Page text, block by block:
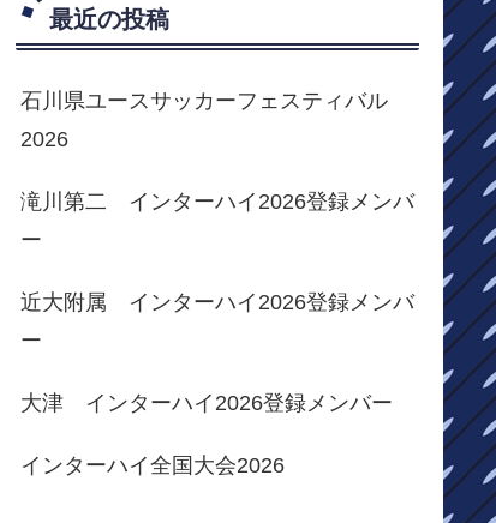
最近の投稿
石川県ユースサッカーフェスティバル
2026
滝川第二 インターハイ2026登録メンバ
ー
近大附属 インターハイ2026登録メンバ
ー
大津 インターハイ2026登録メンバー
インターハイ全国大会2026